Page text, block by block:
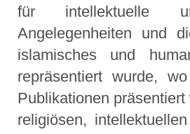
für intellektuelle
Angelegenheiten und
islamisches und
repräsentiert wurde,
Publikationen
religiösen,